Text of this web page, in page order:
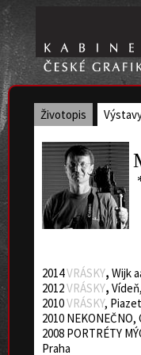
Životopis
2014VRÁSKY, Wijk
2012VRÁSKY,
2010VRÁSKY,
2010
2008 PORTRÉTY
Praha